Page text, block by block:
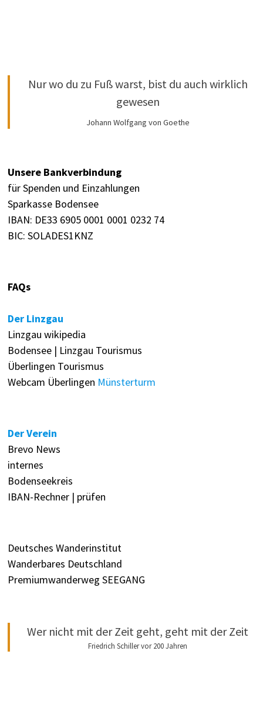
Nur wo du zu Fuß warst, bist du auch wirklich
gewesen
Johann Wolfgang von Goethe
Unsere Bankverbindung
für Spenden und Einzahlungen
Sparkasse Bodensee
IBAN: DE33 6905 0001 0001 0232 74
BIC: SOLADES1KNZ
FAQs
Der Linzgau
Linzgau wikipedia
Bodensee | Linzgau Tourismus
Überlingen Tourismus
Webcam Überlingen Münsterturm
Der Verein
Brevo News
internes
Bodenseekreis
IBAN-Rechner | prüfen
Deutsches Wanderinstitut
Wanderbares Deutschland
Premiumwanderweg SEEGANG
Wer nicht mit der Zeit geht, geht mit der Zeit
Friedrich Schiller vor 200 Jahren